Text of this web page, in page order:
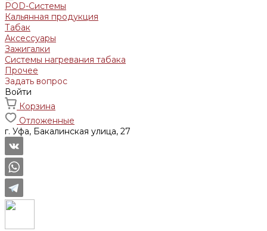
POD-Системы
Кальянная продукция
Табак
Аксессуары
Зажигалки
Системы нагревания табака
Прочее
Задать вопрос
Войти
Корзина
Отложенные
г. Уфа, Бакалинская улица, 27